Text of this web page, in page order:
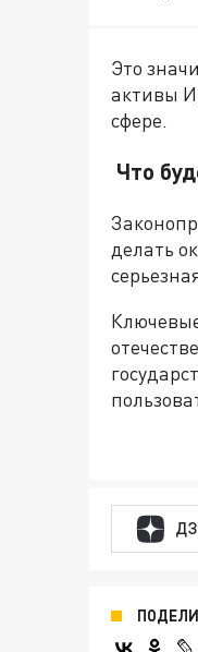
Это
активы
сфере.
Что
делать